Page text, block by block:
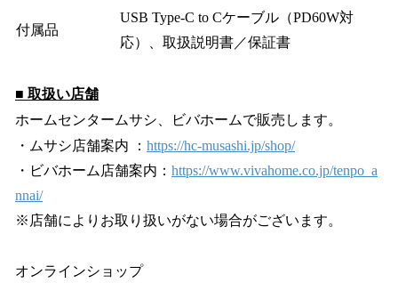
付属品
USB Type-C to Cケーブル（PD60W対
応）、取扱説明書／保証書
■ 取扱い店舗
ホームセンタームサシ、ビバホームで販売します。
・ムサシ店舗案内 ： https://hc-musashi.jp/shop/
・ビバホーム店舗案内： https://www.vivahome.co.jp/tenpo_a
nnai/
※店舗によりお取り扱いがない場合がございます。
オンラインショップ